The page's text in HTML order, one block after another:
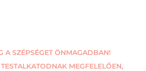
A SZÉPSÉGET ÖNMAGADBAN!
MEGFELELŐEN,